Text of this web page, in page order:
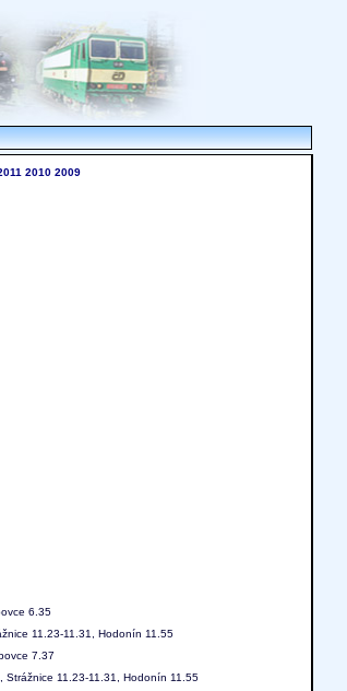
2010 2009
6.35
11.23-11.31, Hodonín 11.55
7.37
11.23-11.31, Hodonín 11.55